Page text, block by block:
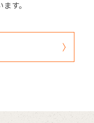
from Japanese website.
す。